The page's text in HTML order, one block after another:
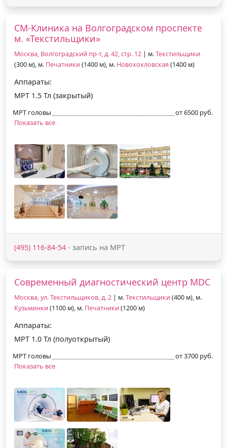
СМ-Клиника на Волгоградском проспекте
м. «Текстильщики»
Москва, Волгоградский пр-т, д. 42, стр. 12 | м.Текстильщики
(300 м), м. Печатники (1400 м), м. Новохохловская (1400 м)
Аппараты:
МРТ 1.5 Тл (закрытый)
МРТ головы
от 6500 руб.
Показать все
(495) 116-84-54 - запись на МРТ
Современный диагностический центр MDC
Москва, ул. Текстильщиков, д. 2 | м.Текстильщики (400 м), м.
Кузьминки (1100 м), м. Печатники (1200 м)
Аппараты:
МРТ 1.0 Тл (полуоткрытый)
МРТ головы
от 3700 руб.
Показать все